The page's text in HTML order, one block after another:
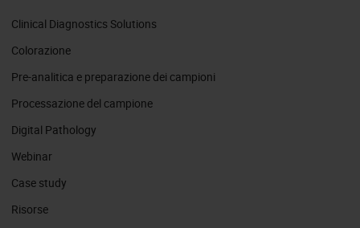
Clinical Diagnostics Solutions
Colorazione
Pre-analitica e preparazione dei campioni
Processazione del campione
Digital Pathology
Webinar
Case study
Risorse